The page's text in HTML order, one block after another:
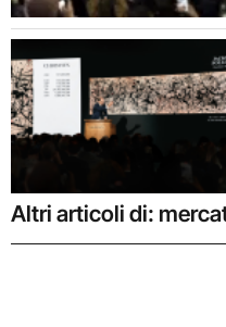
Altri articoli di: